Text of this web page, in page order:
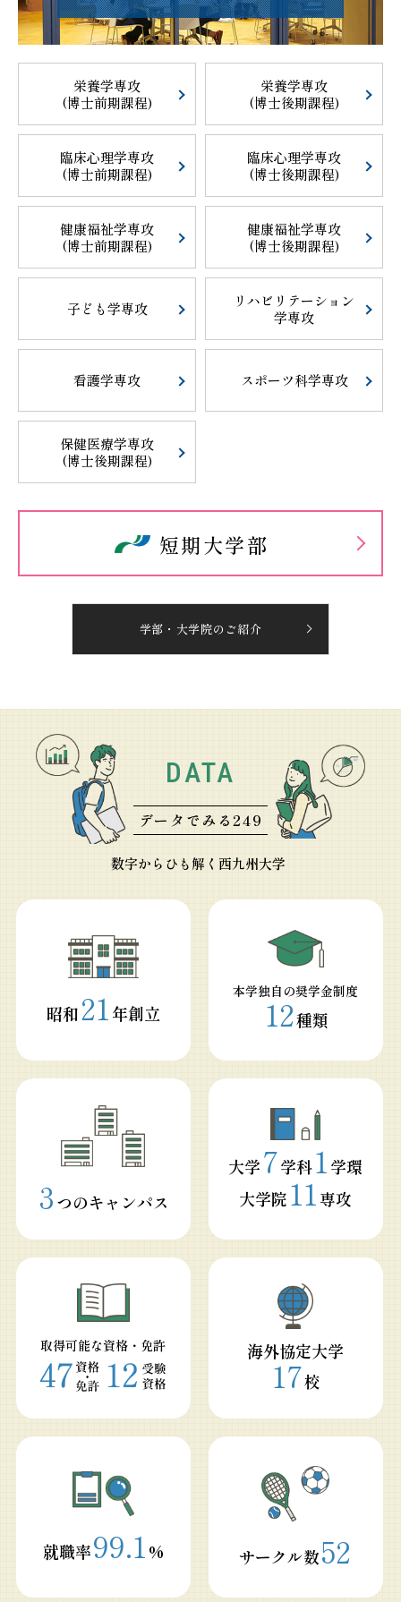
栄養学専攻
(博士前期課程)
栄養学専攻
(博士後期課程)
臨床心理学専攻
(博士前期課程)
臨床心理学専攻
(博士後期課程)
健康福祉学専攻
(博士前期課程)
健康福祉学専攻
(博士後期課程)
子ども学専攻
リハビリテーション
学専攻
看護学専攻 スポーツ科学専攻
保健医療学専攻
(博士後期課程)
短期大学部
学部・大学院のご紹介
DATA
データでみる249
数字からひも解く西九州大学
昭和21年創立
本学独自の奨学金制度
12種類
3つのキャンパス
大学7学科1学環
大学院11専攻
取得可能な資格・免許 海外協定大学
17校
就職率99.1% サークル数52